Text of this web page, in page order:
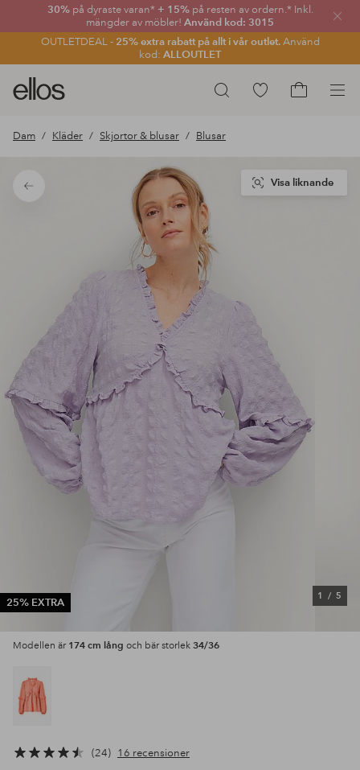
30% på dyraste varan* + 15% på resten av ordern.* Inkl.
mängder av möbler! Använd kod: 3015
OUTLETDEAL - 25% extra rabatt på allt i vår outlet.Använd
kod: ALLOUTLET
Sök
Ellos
logotyp
gå
förstasidan
Gå
Dam Kläder Skjortor & blusar Blusar
Tillbaka
25% EXTRA
1 / 5
Visa liknande
Modellen är 174 cm lång och bär storlek 34/36
24 16 recensioner